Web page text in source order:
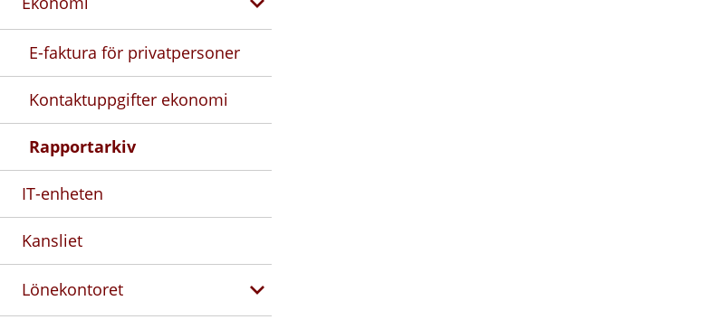
E-faktura för privatpersoner
Kontaktuppgifter ekonomi
Rapportarkiv
IT-enheten
Kansliet
Lönekontoret